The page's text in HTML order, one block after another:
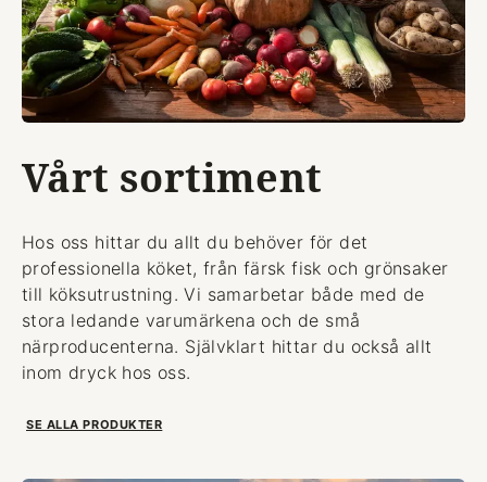
Vårt sortiment
Hos oss hittar du allt du behöver för det
professionella köket, från färsk fisk och grönsaker
till köksutrustning. Vi samarbetar både med de
stora ledande varumärkena och de små
närproducenterna. Självklart hittar du också allt
inom dryck hos oss.
SE ALLA PRODUKTER